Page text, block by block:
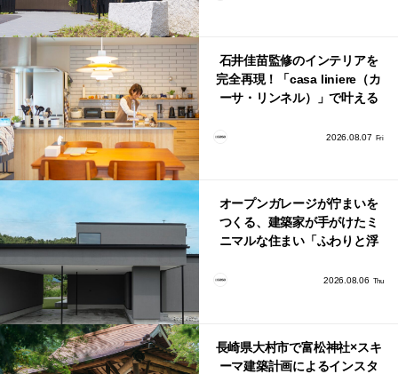
石井佳苗監修のインテリアを
完全再現！「casa liniere（カ
ーサ・リンネル）」で叶える
2026.08.07 Fri
オープンガレージが佇まいを
つくる、建築家が手がけたミ
ニマルな住まい「ふわりと浮
2026.08.06 Thu
長崎県大村市で富松神社×スキ
ーマ建築計画によるインスタ